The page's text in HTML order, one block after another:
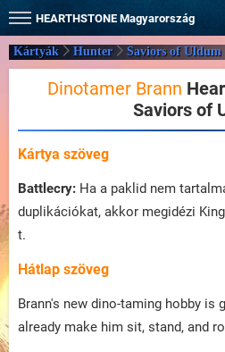
HEARTHSTONE Magyarország
Kártyák Hunter Saviors of
Dinotamer Brann
Saviors of
Kártya szöveg
Battlecry: Ha a paklid nem
duplikációkat, akkor megidézi
t.
Hátlap szöveg
Brann's new dino-taming hobby
already make him sit, stand, and